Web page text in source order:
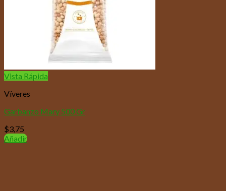
Vista Rápida
Víveres
Garbanzo Mary 500 Gr
$3,75
Añadir